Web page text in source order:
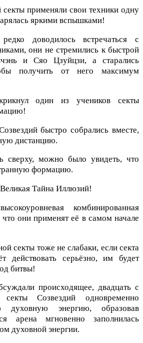
применяли свои техники одну
яркими вспышками!
доводилось встречаться с
они не стремились к быстрой
и Сяо Цзуйцзи, а старались
получить от него максимум
один из учеников секты
быстро собрались вместе,
дистанцию.
сверху, можно было увидеть, что
формацию.
Тайна Иллюзий!
комбинированная
они применят её в самом начале
секты тоже не слабаки, если секта
действовать серьёзно, им будет
битвы!
происходящее, двадцать с
Созвездий одновременно
духовную энергию, образовав
арена мгновенно заполнилась
духовной энергии.